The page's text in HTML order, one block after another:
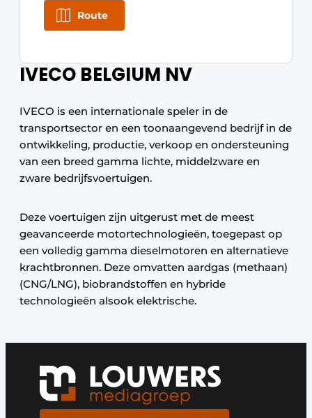
IVECO BELGIUM NV
IVECO is een internationale speler in de
transportsector en een toonaangevend bedrijf in de
ontwikkeling, productie, verkoop en ondersteuning
van een breed gamma lichte, middelzware en
zware bedrijfsvoertuigen.
Deze voertuigen zijn uitgerust met de meest
geavanceerde motortechnologieën, toegepast op
een volledig gamma dieselmotoren en alternatieve
krachtbronnen. Deze omvatten aardgas (methaan)
(CNG/LNG), biobrandstoffen en hybride
technologieën alsook elektrische.
Route